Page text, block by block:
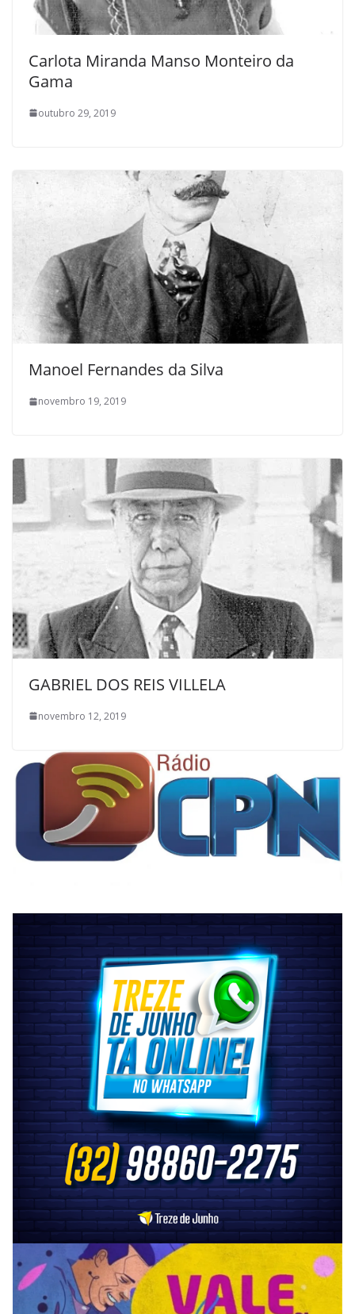
Carlota Miranda Manso Monteiro da
Gama
outubro 29, 2019
Manoel Fernandes da Silva
novembro 19, 2019
GABRIEL DOS REIS VILLELA
novembro 12, 2019